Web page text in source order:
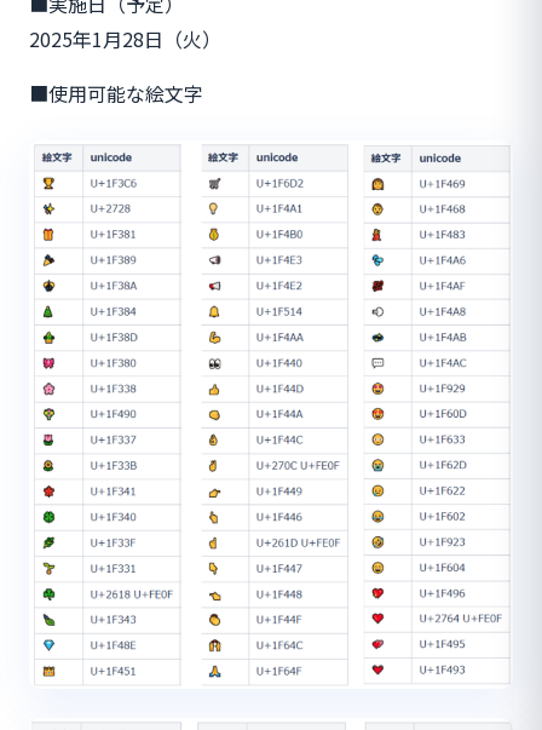
2025年1月28日（火）
■使用可能な絵文字